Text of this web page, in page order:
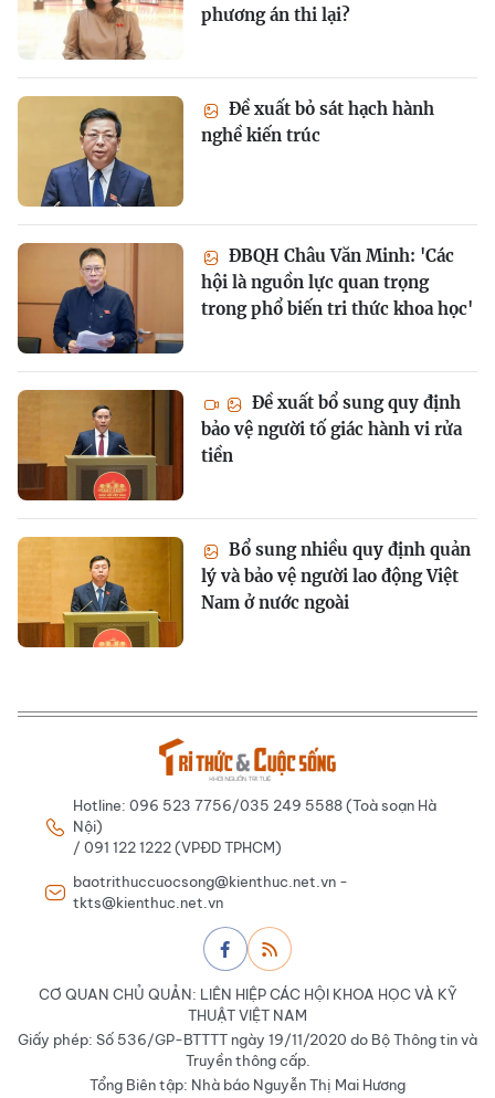
phương án thi lại?
Đề xuất bỏ sát hạch hành
nghề kiến trúc
ĐBQH Châu Văn Minh: 'Các
hội là nguồn lực quan trọng
trong phổ biến tri thức khoa học'
Đề xuất bổ sung quy định
bảo vệ người tố giác hành vi rửa
tiền
Bổ sung nhiều quy định quản
lý và bảo vệ người lao động Việt
Nam ở nước ngoài
Hotline: 096 523 7756/035 249 5588 (Toà soạn Hà
Nội)
/ 091 122 1222 (VPĐD TPHCM)
baotrithuccuocsong@kienthuc.net.vn -
tkts@kienthuc.net.vn
CƠ QUAN CHỦ QUẢN: LIÊN HIỆP CÁC HỘI KHOA HỌC VÀ KỸ
THUẬT VIỆT NAM
Giấy phép: Số 536/GP-BTTTT ngày 19/11/2020 do Bộ Thông tin và
Truyền thông cấp.
Tổng Biên tập: Nhà báo Nguyễn Thị Mai Hương